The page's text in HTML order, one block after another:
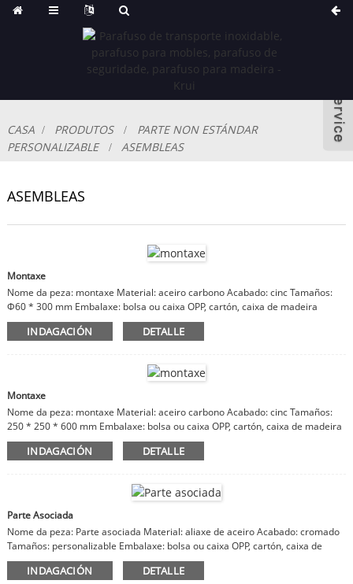
CASA PRODUTOS
PARTE NON ESTÁNDAR
PERSONALIZABLE
ASEMBLEAS
ASEMBLEAS
Montaxe
Nome da peza: montaxe Material: aceiro carbono Acabado: cinc Tamaños:
Φ60 * 300 mm Embalaxe: bolsa ou caixa OPP, cartón, caixa de madeira
Observacións: material, acabado, tamaños personalizables
INDAGACIÓN DETALLE
Montaxe
Nome da peza: montaxe Material: aceiro carbono Acabado: cinc Tamaños:
250 * 250 * 600 mm Embalaxe: bolsa ou caixa OPP, cartón, caixa de madeira
Observacións: material, acabado, tamaños personalizables
INDAGACIÓN DETALLE
Parte Asociada
Nome da peza: Parte asociada Material: aliaxe de aceiro Acabado: cromado
Tamaños: personalizable Embalaxe: bolsa ou caixa OPP, cartón, caixa de
madeira Observacións: material, acabado, tamaños personalizables
INDAGACIÓN DETALLE